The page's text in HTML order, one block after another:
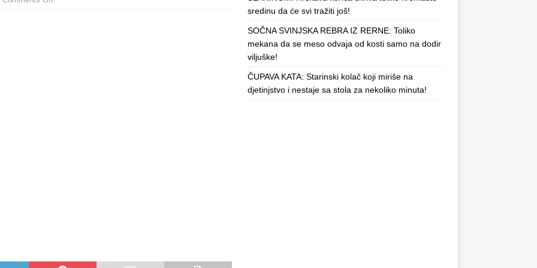
sredinu da će svi tražiti još!
SOČNA SVINJSKA REBRA IZ RERNE: Toliko
mekana da se meso odvaja od kosti samo na dodir
viljuške!
ČUPAVA KATA: Starinski kolač koji miriše na
djetinjstvo i nestaje sa stola za nekoliko minuta!